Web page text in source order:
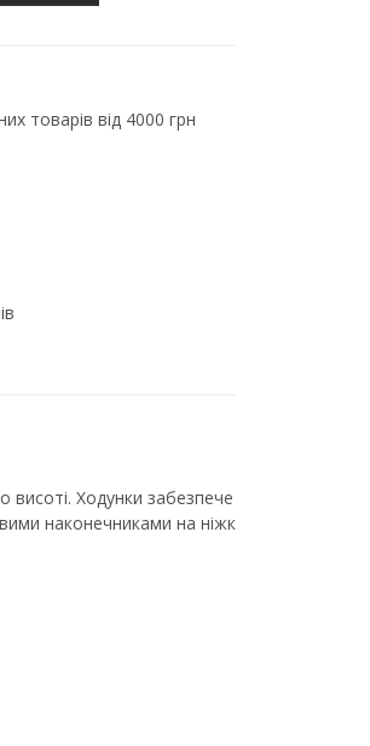
товарів від 4000 грн
висоті. Ходунки забезпече
наконечниками на ніжк